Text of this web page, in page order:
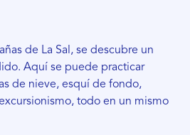
de La Sal, se descubre un
Aquí se puede practicar
de nieve, esquí de fondo,
todo en un mismo